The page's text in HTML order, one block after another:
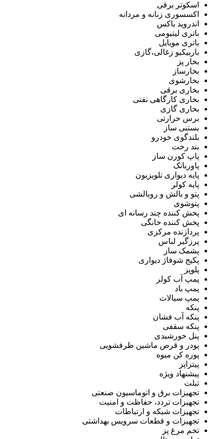
اسکوتر برقی
اکسسوری زنانه و مردانه
اندروید باکس
باتری لیتیومی
باتری موبایل
باربیکیو زغالی،گازی
بخار پز
بخارساز
بخارشوی
بخاری برقی
بخاری کارگاهی نفتی
بخاری گازی
برس حرارتی
بستنی ساز
بلندگوی خودرو
بند رخت
پاپ کورن ساز
پاوربانک
پایه دیواری تلویزیون
پایه کولر
پتو و بالش و روبالشی
پتوشوی
پخش کننده چند رسانه ای
پخش کننده خانگی
پردازنده مرکزی
پرزگیر لباس
پشمک ساز
پکیج شوفاژ دیواری
پلوپز
پمپ آب کولر
پمپ باد
پمپ سیالات
پنکه
پنکه آب فشان
پنکه سقفی
پنل خورشیدی
پودر و قرص ماشین ظرفشویی
پوره کن میوه
پیتزاپز
پیشنهاد ویژه
تبلت
تجهیزات برق و اتوماسیون صنعتی
تجهیزات تردد، حفاظت و امنیت
تجهیزات شبکه و ارتباطات
تجهیزات و قطعات سرویس بهداشتی
تخم مرغ پز